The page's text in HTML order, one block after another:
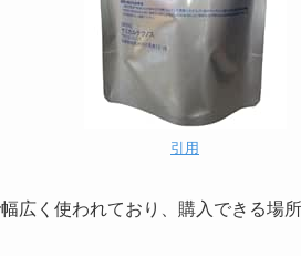
引用
広く使われており、購入できる場